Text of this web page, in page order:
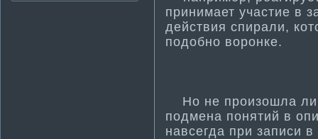
принима­ет участи­е в
действия спирали,
подобно воронке.
Но не произошла ли
подмена поняти­й в
навсегда при записи